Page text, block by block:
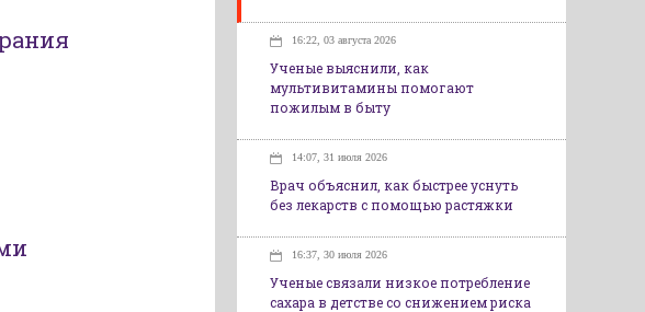
16:22, 03 августа 2026
Ученые выяснили, как
мультивитамины помогают
пожилым в быту
14:07, 31 июля 2026
Врач объяснил, как быстрее уснуть
без лекарств с помощью растяжки
16:37, 30 июля 2026
Ученые связали низкое потребление
сахара в детстве со снижением риска